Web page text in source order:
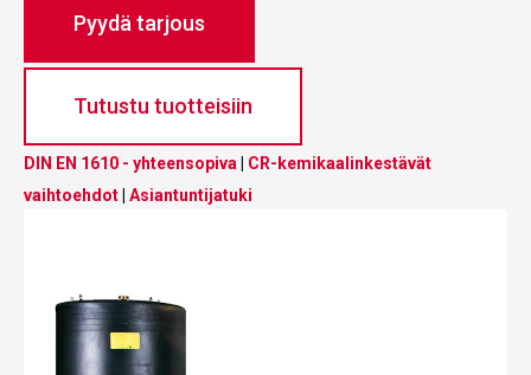
Pyydä tarjous
Tutustu tuotteisiin
DIN EN 1610 - yhteensopiva
CR-kemikaalinkestävät
vaihtoehdot Asiantuntijatuki